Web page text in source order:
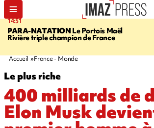
14:51
PARA-NATATION Le Portois Maël
Rivière triple champion de France
Accueil France - Monde
Le plus riche
400 milliards de
Elon Musk